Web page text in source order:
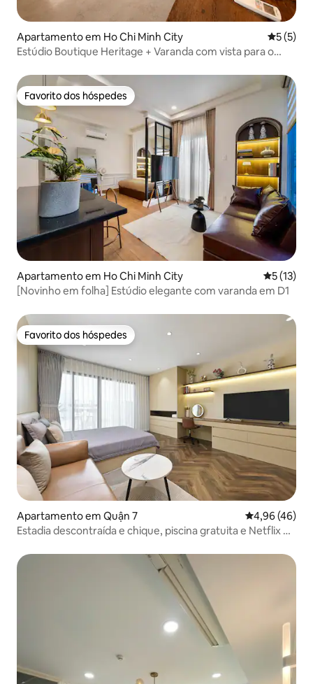
Apartamento em Ho Chi Minh City
5 (5)
Estúdio Boutique Heritage + Varanda com vista para o
Favorito dos hóspedes
Favorito dos hóspedes
Apartamento em Ho Chi Minh City
5 (13)
[Novinho em folha] Estúdio elegante com varanda em D1
Favorito dos hóspedes
Favorito dos hóspedes
Apartamento em Quận 7 Classificação
4,96 (46)
Estadia descontraída e chique, piscina gratuita e Netflix @